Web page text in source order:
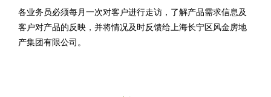
各业务员必须每月一次对客户进行走访，了解产品需求信息及
客户对产品的反映，并将情况及时反馈给上海长宁区风金房地
产集团有限公司。